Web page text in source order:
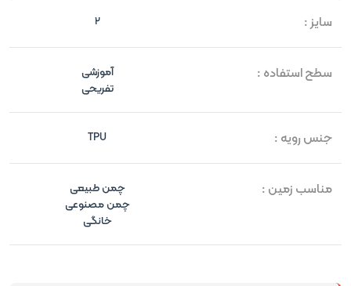
سایز : 2
سطح استفاده :
آموزشی
تفریحی
جنس رویه : TPU
مناسب زمین :
چمن طبیعی
چمن مصنوعی
خانگی